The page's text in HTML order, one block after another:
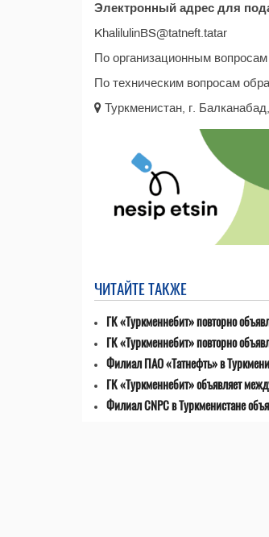
Электронный адрес для
KhalilulinBS@tatneft.tatar
По организационным
По техническим вопросам
Туркменистан, г.
ЧИТАЙТЕ ТАКЖЕ
ГК «Туркменнебит» повторно
ГК «Туркменнебит» повторно
Филиал ПАО «Татнефть» в
ГК «Туркменнебит» объявляет
Филиал CNPC в Туркменистане